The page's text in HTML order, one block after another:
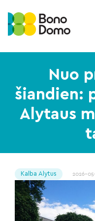
Nuo
šiandien:
Alytaus
Kalba Alytus 2026-